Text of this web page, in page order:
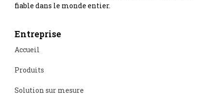
fiable dans le monde entier.
Entreprise
Accueil
Produits
Solution sur mesure